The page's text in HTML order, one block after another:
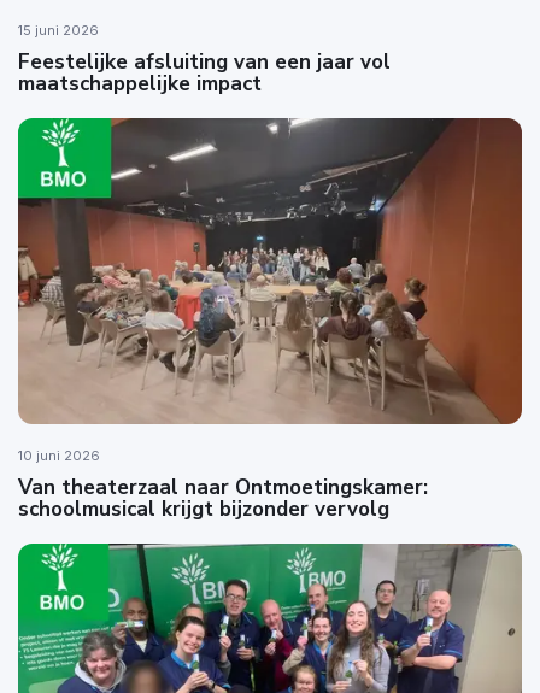
15 juni 2026
Feestelijke afsluiting van een jaar vol
maatschappelijke impact
10 juni 2026
Van theaterzaal naar Ontmoetingskamer:
schoolmusical krijgt bijzonder vervolg